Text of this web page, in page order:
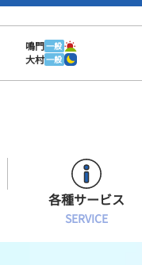
鳴門一般
大村一般
各種サービス
SERVICE